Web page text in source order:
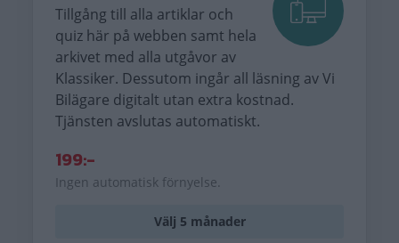
Tillgång till alla artiklar och
quiz här på webben samt hela
arkivet med alla utgåvor av
Klassiker. Dessutom ingår all läsning av Vi
Bilägare digitalt utan extra kostnad.
Tjänsten avslutas automatiskt.
199:-
Ingen automatisk förnyelse.
Välj 5 månader